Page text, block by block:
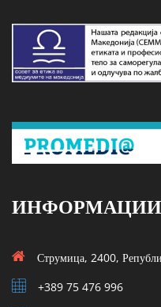
ИНФОРМАЦИИ
Струмица, 2400,
+389 75 476 996